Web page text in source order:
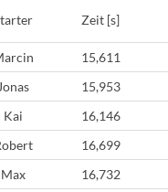
Zeit [s]
15,611
Jonas 15,953
Kai 16,146
16,699
Max 16,732